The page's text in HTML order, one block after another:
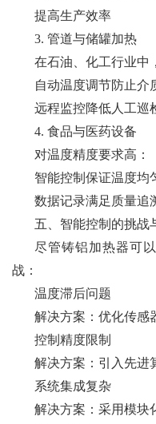
提高生产效率
3. 管道与储罐加热
在石油、化工行业中
自动温度调节防止介
远程监控降低人工巡
4. 食品与医药设备
对温度精度要求高：
智能控制保证温度均
数据记录满足质量追
五、智能控制的挑战
尽管铸铝加热器可
战：
温度滞后问题
解决方案：优化传感
控制精度限制
解决方案：引入先进
系统集成复杂
解决方案：采用模块